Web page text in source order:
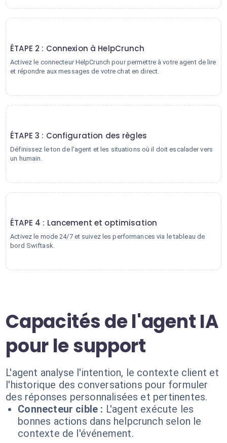
ÉTAPE 2 : Connexion à HelpCrunch
Activez le connecteur HelpCrunch pour permettre à votre agent de lire
et répondre aux messages de votre chat en direct.
ÉTAPE 3 : Configuration des règles
Définissez le ton de l'agent et les situations où il doit escalader vers
un humain.
ÉTAPE 4 : Lancement et optimisation
Activez le mode 24/7 et suivez les performances via le tableau de
bord Swiftask.
Capacités de l'agent IA
pour le support
L'agent analyse l'intention, le contexte client et
l'historique des conversations pour formuler
des réponses personnalisées et pertinentes.
Connecteur cible : L'agent exécute les
bonnes actions dans helpcrunch selon le
contexte de l'événement.